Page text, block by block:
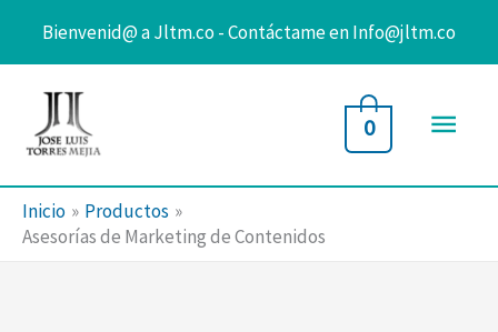
Bienvenid@ a Jltm.co - Contáctame en Info@jltm.co
contenido
0
Inicio
Productos
Asesorías de Marketing de Contenidos